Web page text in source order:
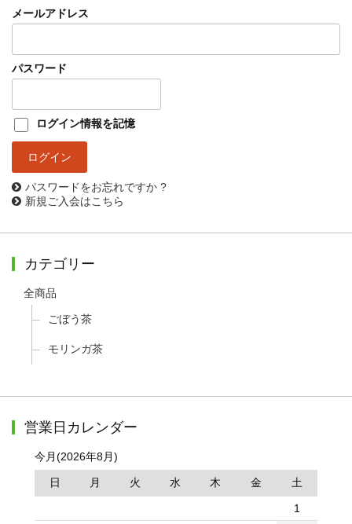
メールアドレス
パスワード
ログイン情報を記憶
パスワードをお忘れですか ?
新規ご入会はこちら
カテゴリー
全商品
ごぼう茶
モリンガ茶
営業日カレンダー
今月(2026年8月)
日 月 火 水 木 金 土
1